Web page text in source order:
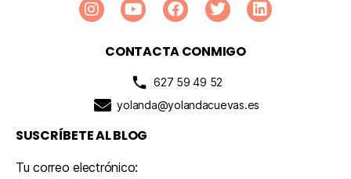
CONTACTA CONMIGO
627 59 49 52
yolanda@yolandacuevas.es
SUSCRÍBETE AL BLOG
Tu correo electrónico: